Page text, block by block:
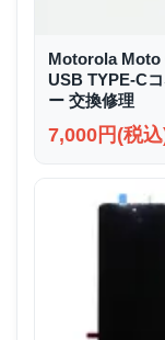
Motorola Moto
USB TYPE-C
ー 交換修理
7,000円(税